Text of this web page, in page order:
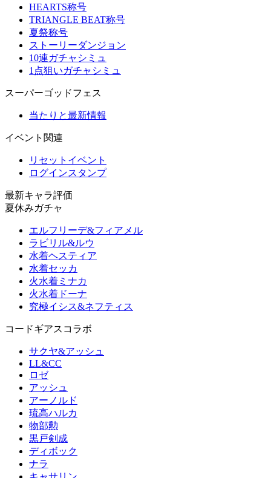
HEARTS称号
TRIANGLE BEAT称号
夏祭称号
ストーリーダンジョン
10連ガチャシミュ
1点狙いガチャシミュ
スーパーゴッドフェス
当たりと最新情報
イベント関連
リセットイベント
ログインスタンプ
最新キャラ評価
夏休みガチャ
エルフリーデ&フィアメル
ラビリル&ルウ
水着ヘスティア
水着セッカ
火水着ミナカ
火水着ドーナ
究極イシス&ネフティス
コードギアスコラボ
サクヤ&アッシュ
LL&CC
ロゼ
アッシュ
アーノルド
琉高ハルカ
物部勲
黒戸剣成
ディボック
ナラ